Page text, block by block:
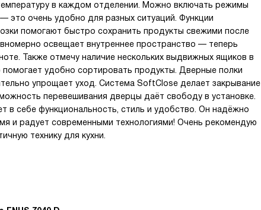
в каждом отделении. Можно включать режимы
это очень удобно для разных ситуаций. Функции
помогают быстро сохранить продукты свежими после
освещает внутреннее пространство — теперь
Также отмечу наличие нескольких выдвижных ящиков в
помогает удобно сортировать продукты. Дверные полки
упрощает уход. Система SoftClose делает закрывание
перевешивания дверцы даёт свободу в установке.
в себе функциональность, стиль и удобство. Он надёжно
и радует современными технологиями! Очень рекомендую
технику для кухни.